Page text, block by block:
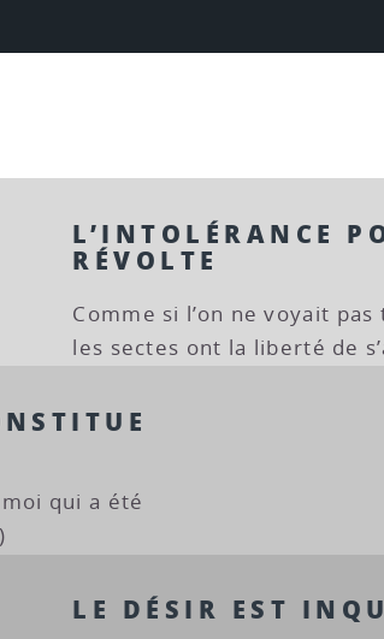
L’INTOLÉRANCE
RÉVOLTE
Comme si l’on ne voyait
les sectes ont la liberté de
qui a été
LE DÉSIR EST